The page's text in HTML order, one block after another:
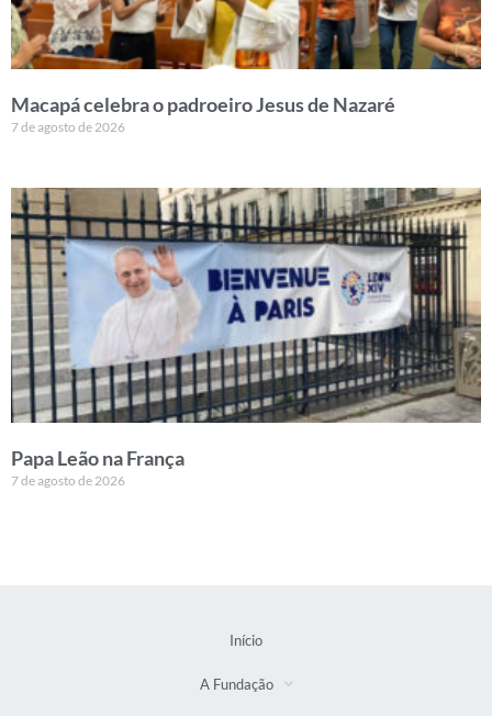
Macapá celebra o padroeiro Jesus de Nazaré
7 de agosto de 2026
Papa Leão na França
7 de agosto de 2026
Início
A Fundação